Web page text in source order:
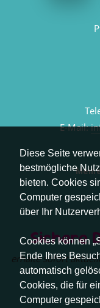
Diese Seite
bestmögliche
bieten. Cookies
Computer
über Ihr
Cookies können
Ende Ihres
automatisch
Cookies, die für
Computer
E-Mail:
Sichere
erhalte sofort